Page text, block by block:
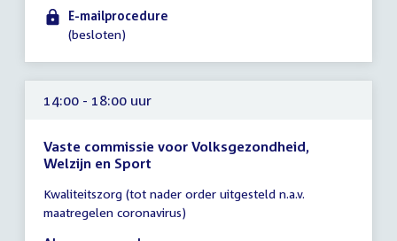
uur
E-mailprocedure
(besloten)
14:00 - 18:00 uur
Vaste commissie voor Volksgezondheid,
Welzijn en Sport
vergadering
14:00
-
Kwaliteitszorg (tot nader order uitgesteld n.a.v.
maatregelen coronavirus)